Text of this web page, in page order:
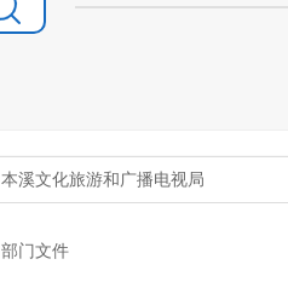
本溪文化旅游和广播电视局
部门文件